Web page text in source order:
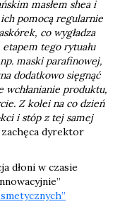
masłem shea i
pomocą regularnie
co wygładza
tego rytuału
maski parafinowej,
dodatkowo sięgnąć
wchłanianie produktu,
Z kolei na co dzień
i stóp z tej samej
zachęca dyrektor
dłoni w czasie